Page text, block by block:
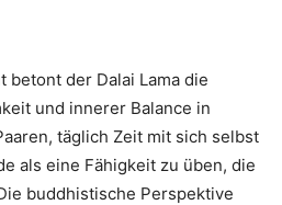
der Dalai Lama die
und innerer Balance in
täglich Zeit mit sich selbst
als eine Fähigkeit zu üben, die
buddhistische Perspektive